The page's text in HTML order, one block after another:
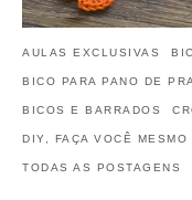
AULAS EXCLUSIVAS
BICO PARA PANO DE
BICOS E BARRADOS
DIY, FAÇA VOCÊ
TODAS AS POSTAGENS